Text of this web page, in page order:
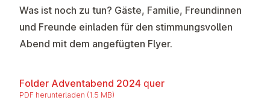
Was ist noch zu tun? Gäste, Familie, Freundinnen
und Freunde einladen für den stimmungsvollen
Abend mit dem angefügten Flyer.
Folder Adventabend 2024 quer
PDF herunterladen (1.5 MB)